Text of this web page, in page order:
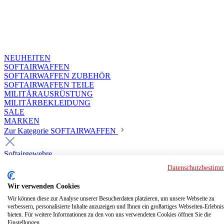
NEUHEITEN
SOFTAIRWAFFEN
SOFTAIRWAFFEN ZUBEHÖR
SOFTAIRWAFFEN TEILE
MILITÄRAUSRÜSTUNG
MILITÄRBEKLEIDUNG
SALE
MARKEN
Zur Kategorie SOFTAIRWAFFEN
Softairgewehre
Deluxe Custom Guns ab 18
Softair elektrisch ab 18
Softair elektrisch ab 14
Softair gasbetrieben ab 18
Softair HPA Luftdruck ab 18
Historische Softairwaffen
Wir verwenden Cookies
Wir können diese zur Analyse unserer Besucherdaten platzieren, um unsere Webseite zu
verbessern, personalisierte Inhalte anzuzeigen und Ihnen ein großartiges Webseiten-
bieten. Für weitere Informationen zu den von uns verwendeten Cookies öffnen Sie die
Einstellungen.